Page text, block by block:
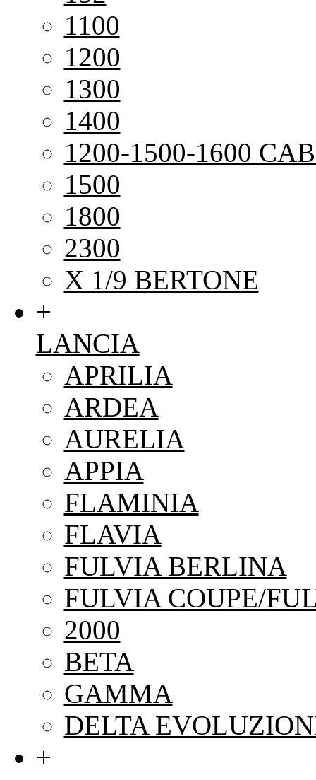
1100
1200
1300
1400
1200-1500-1600
1500
1800
2300
X 1/9 BERTONE
+
LANCIA
APRILIA
ARDEA
AURELIA
APPIA
FLAMINIA
FLAVIA
FULVIA BERLINA
FULVIA COUPE/
2000
BETA
GAMMA
DELTA
+